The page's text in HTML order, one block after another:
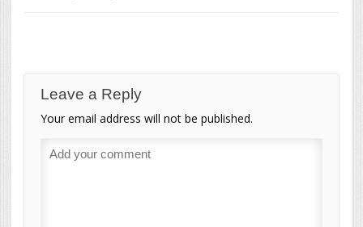
Leave a Reply
Your email address will not be published.